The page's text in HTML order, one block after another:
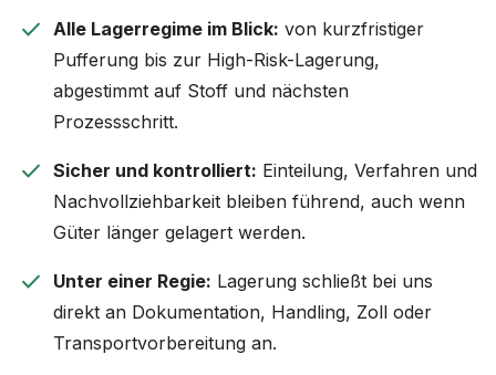
check Alle Lagerregime im Blick: von kurzfristiger
Pufferung bis zur High-Risk-Lagerung,
abgestimmt auf Stoff und nächsten
Prozessschritt.
check Sicher und kontrolliert: Einteilung, Verfahren und
Nachvollziehbarkeit bleiben führend, auch wenn
Güter länger gelagert werden.
check Unter einer Regie: Lagerung schließt bei uns
direkt an Dokumentation, Handling, Zoll oder
Transportvorbereitung an.